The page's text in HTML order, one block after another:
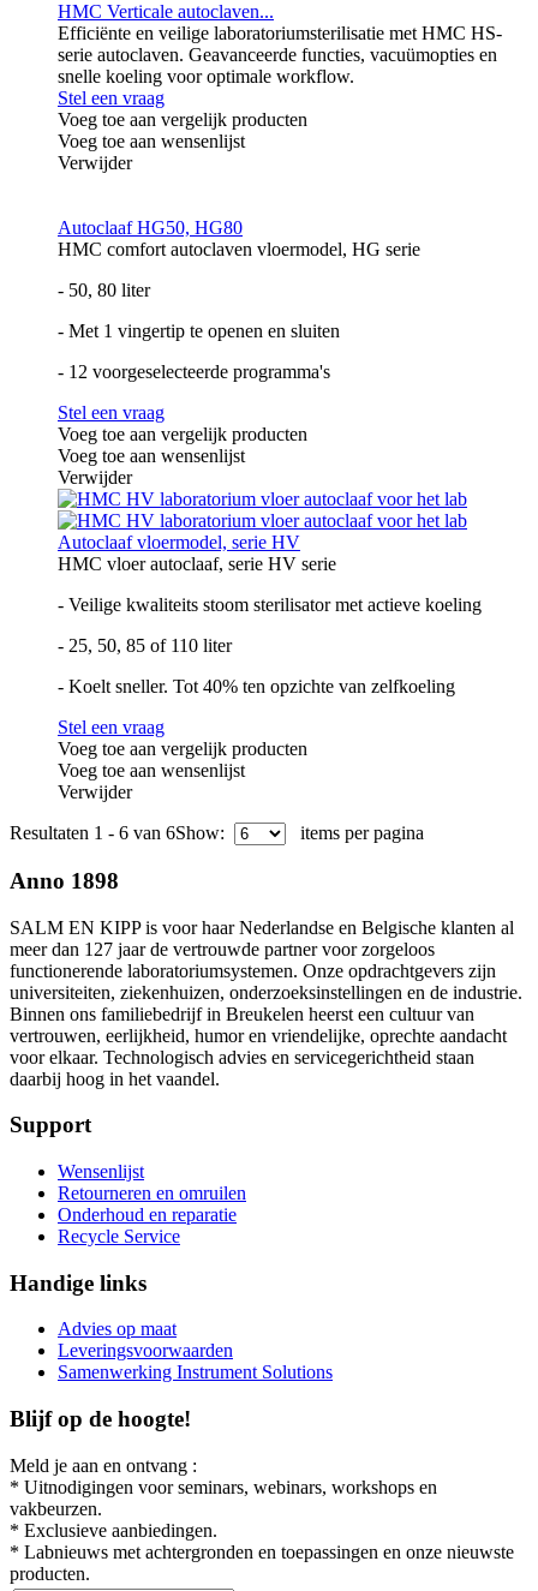
HMC Verticale autoclaven...
Efficiënte en veilige laboratoriumsterilisatie met HMC HS-
serie autoclaven. Geavanceerde functies, vacuümopties en
snelle koeling voor optimale workflow.
Stel een vraag
Voeg toe aan vergelijk producten
Voeg toe aan wensenlijst
Verwijder
Autoclaaf HG50, HG80
HMC comfort autoclaven vloermodel, HG serie
- 50, 80 liter
- Met 1 vingertip te openen en sluiten
- 12 voorgeselecteerde programma's
Stel een vraag
Voeg toe aan vergelijk producten
Voeg toe aan wensenlijst
Verwijder
Autoclaaf vloermodel, serie HV
HMC vloer autoclaaf, serie HV serie
- Veilige kwaliteits stoom sterilisator met actieve koeling
- 25, 50, 85 of 110 liter
- Koelt sneller. Tot 40% ten opzichte van zelfkoeling
Stel een vraag
Voeg toe aan vergelijk producten
Voeg toe aan wensenlijst
Verwijder
Resultaten 1 - 6 van 6Show: items per pagina
Anno 1898
SALM EN KIPP is voor haar Nederlandse en Belgische klanten al
meer dan 127 jaar de vertrouwde partner voor zorgeloos
functionerende laboratoriumsystemen. Onze opdrachtgevers zijn
universiteiten, ziekenhuizen, onderzoeksinstellingen en de industrie.
Binnen ons familiebedrijf in Breukelen heerst een cultuur van
vertrouwen, eerlijkheid, humor en vriendelijke, oprechte aandacht
voor elkaar. Technologisch advies en servicegerichtheid staan
daarbij hoog in het vaandel.
Support
Wensenlijst
Retourneren en omruilen
Onderhoud en reparatie
Recycle Service
Handige links
Advies op maat
Leveringsvoorwaarden
Samenwerking Instrument Solutions
Blijf op de hoogte!
Meld je aan en ontvang :
* Uitnodigingen voor seminars, webinars, workshops en
vakbeurzen.
* Exclusieve aanbiedingen.
* Labnieuws met achtergronden en toepassingen en onze nieuwste
producten.